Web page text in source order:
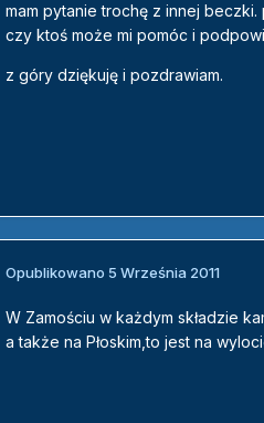
mam pytanie trochę z innej
czy ktoś może mi pomóc i
z góry dziękuję i pozdrawiam.
Opublikowano 5 Września 2011
W Zamościu w każdym składzie
a także na Płoskim,to jest na